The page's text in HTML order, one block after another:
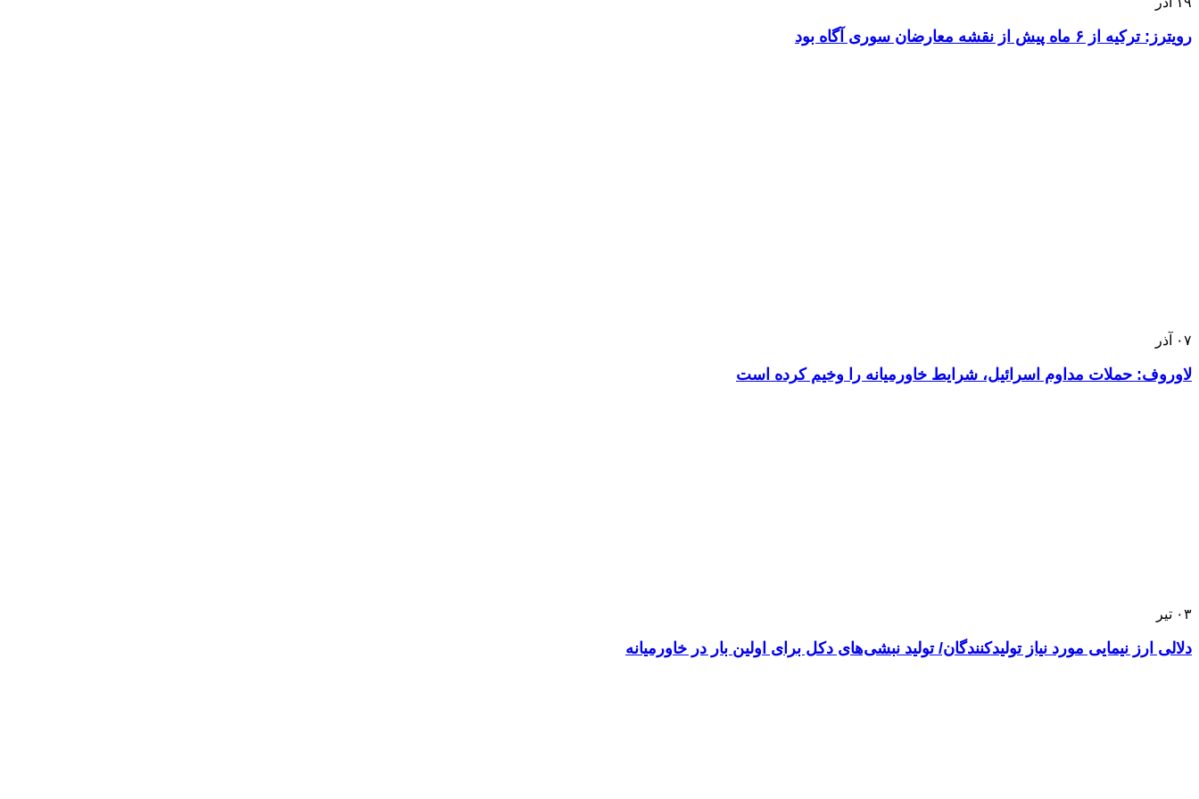
رویترز: ترکیه از ۶ ماه پیش از نقشه معارضان سوری آگاه بود
۰۷ آذر
لاوروف: حملات مداوم اسرائیل، شرایط خاورمیانه را وخیم کرده است
۰۳ تیر
دلالی ارز نیمایی مورد نیاز تولیدکنندگان/ تولید نبشی‌های دکل برای اولین بار در خاورمیانه